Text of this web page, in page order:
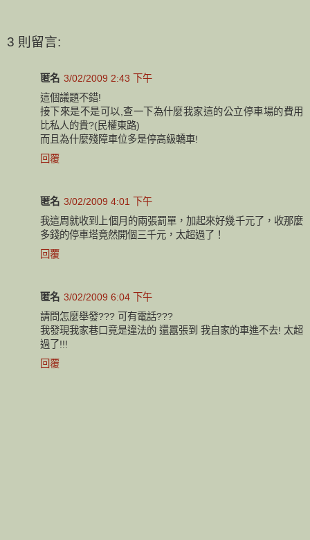
3 則留言:
匿名 3/02/2009 2:43 下午
這個議題不錯!
接下來是不是可以,查一下為什麼我家這的公立停車場的費用
比私人的貴?(民權東路)
而且為什麼殘障車位多是停高級轎車!
回覆
匿名 3/02/2009 4:01 下午
我這周就收到上個月的兩張罰單，加起來好幾千元了，收那麼
多錢的停車塔竟然開個三千元，太超過了！
回覆
匿名 3/02/2009 6:04 下午
請問怎麼舉發??? 可有電話???
我發現我家巷口竟是違法的 還囂張到 我自家的車進不去! 太超
過了!!!
回覆